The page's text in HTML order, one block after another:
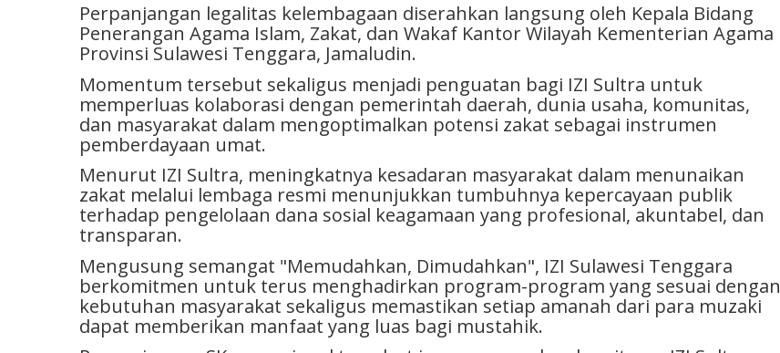
Perpanjangan legalitas kelembagaan diserahkan langsung oleh Kepala Bidang
Penerangan Agama Islam, Zakat, dan Wakaf Kantor Wilayah Kementerian Agama
Provinsi Sulawesi Tenggara, Jamaludin.
Momentum tersebut sekaligus menjadi penguatan bagi IZI Sultra untuk
memperluas kolaborasi dengan pemerintah daerah, dunia usaha, komunitas,
dan masyarakat dalam mengoptimalkan potensi zakat sebagai instrumen
pemberdayaan umat.
Menurut IZI Sultra, meningkatnya kesadaran masyarakat dalam menunaikan
zakat melalui lembaga resmi menunjukkan tumbuhnya kepercayaan publik
terhadap pengelolaan dana sosial keagamaan yang profesional, akuntabel, dan
transparan.
Mengusung semangat "Memudahkan, Dimudahkan", IZI Sulawesi Tenggara
berkomitmen untuk terus menghadirkan program-program yang sesuai dengan
kebutuhan masyarakat sekaligus memastikan setiap amanah dari para muzaki
dapat memberikan manfaat yang luas bagi mustahik.